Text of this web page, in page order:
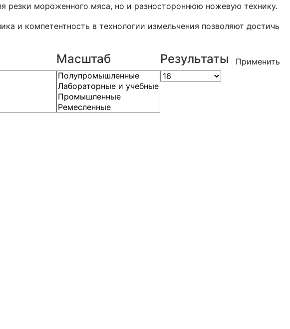
резки мороженного мяса, но и разностороннюю ножевую технику.
и компетентность в технологии измельчения позволяют достичь
Масштаб Результаты Применить